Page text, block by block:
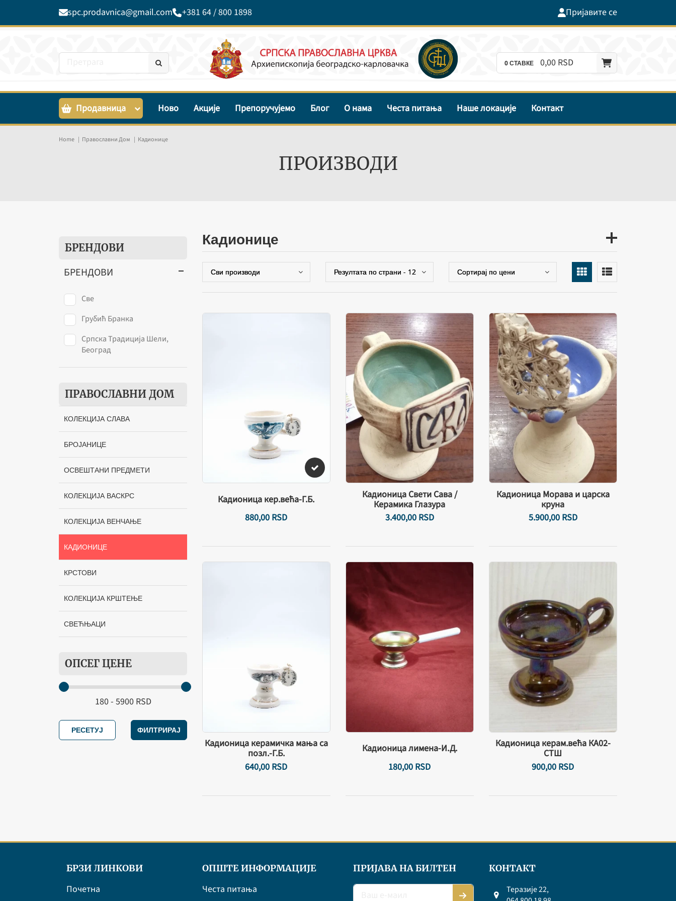
spc.prodavnica@gmail.com +381 64 / 800 1898 Пријавите се
0СТАВКЕ 0,00 RSD
Продавница Ново Акције Препоручујемо Блог О нама Честа питања Наше локације Контакт
Home Православни Дом Кадионице
ПРОИЗВОДИ
БРЕНДОВИ
БРЕНДОВИ
Све
Грубић Бранка
Српска Традиција Шели,
Београд
ПРАВОСЛАВНИ ДОМ
КОЛЕКЦИЈА СЛАВА
БРОЈАНИЦЕ
ОСВЕШТАНИ ПРЕДМЕТИ
КОЛЕКЦИЈА ВАСКРС
КОЛЕКЦИЈА ВЕНЧАЊЕ
КАДИОНИЦЕ
КРСТОВИ
КОЛЕКЦИЈА КРШТЕЊЕ
СВЕЋЊАЦИ
ОПСЕГ ЦЕНЕ
РЕСЕТУЈ ФИЛТРИРАЈ
кадионице
Кадионица кер.већа-Г.Б.
880,00 RSD
Кадионица Свети Сава /
Керамика Глазура
3.400,00 RSD
Кадионица Морава и царска
круна
5.900,00 RSD
Кадионица керамичка мања са
позл.-Г.Б.
640,00 RSD
Кадионица лимена-И.Д.
180,00 RSD
Кадионица керам.већа КА02-
СТШ
900,00 RSD
БРЗИ ЛИНКОВИ
Почетна
ОПШТЕ ИНФОРМАЦИЈЕ
Честа питања
ПРИЈАВА НА БИЛТЕН КОНТАКТ
Теразије 22,